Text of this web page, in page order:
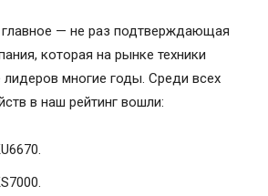
главное — не раз подтверждающая
которая на рынке техники
лидеров многие годы. Среди всех
в наш рейтинг вошли: